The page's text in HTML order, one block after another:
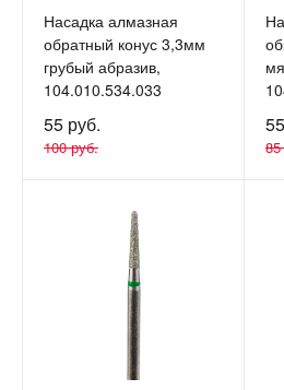
Насадка алмазная
обратный конус 3,3мм
грубый абразив,
104.010.534.033
55 руб.
100 руб.